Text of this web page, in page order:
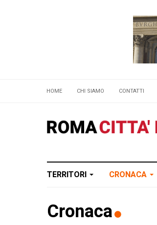
HOME CHI SIAMO CONTATTI
TERRITORI CRONACA
Cronaca